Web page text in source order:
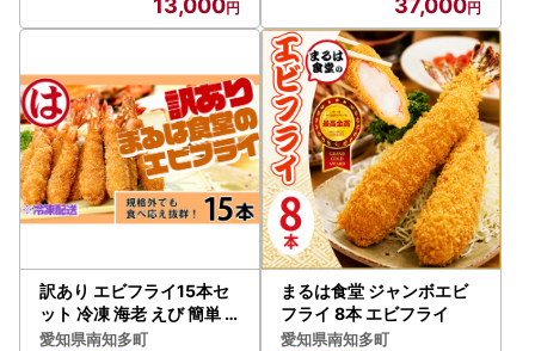
訳あり エビフライ15本セ
ット 冷凍 海老 えび 簡単
揚げるだけ まるは食堂
愛知県南知多町
まるは食堂 ジャンボエビ
フライ 8本 エビフライ
愛知県南知多町